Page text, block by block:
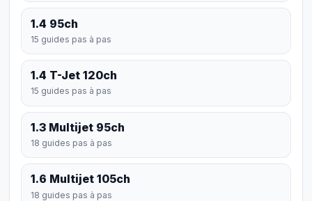
1.4 95ch
15 guides pas à pas
1.4 T-Jet 120ch
15 guides pas à pas
1.3 Multijet 95ch
18 guides pas à pas
1.6 Multijet 105ch
18 guides pas à pas